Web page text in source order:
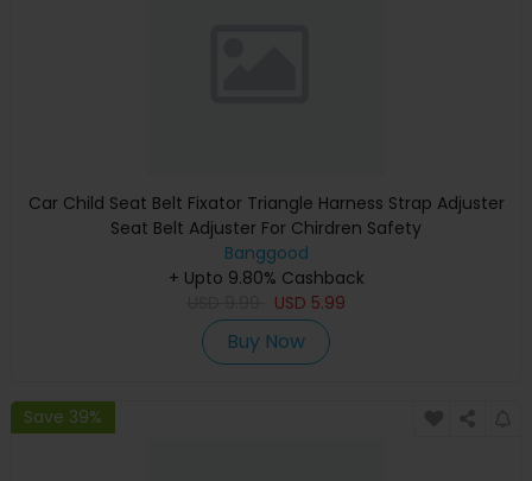
Car Child Seat Belt Fixator Triangle Harness Strap Adjuster
Seat Belt Adjuster For Chirdren Safety
Banggood
+ Upto 9.80% Cashback
USD 5.99
Buy Now
Save 39%